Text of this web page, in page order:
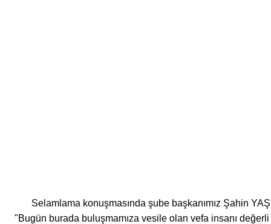
Selamlama konuşmasında şube başkanımız Şahin
"Bugün burada buluşmamıza vesile olan vefa insanı değerli